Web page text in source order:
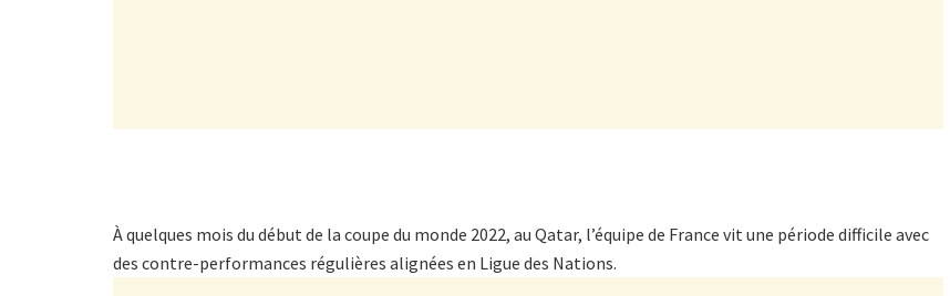
À quelques mois du début de la coupe du monde 2022, au Qatar, l’équipe de France vit une période difficile avec
des contre-performances régulières alignées en Ligue des Nations.